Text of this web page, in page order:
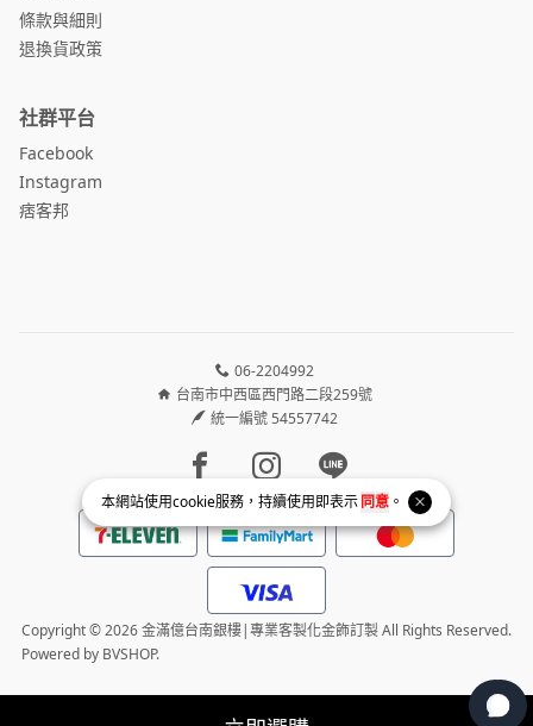
本網站使用cookie服務，持續使用即表示同意 。
條款與細則
退換貨政策
社群平台
Facebook
Instagram
痞客邦
06-2204992
台南市中西區西門路二段259號
統一編號 54557742
Facebook page
Instagram page
Line page
Copyright © 2026 金滿億台南銀樓|專業客製化金飾訂製 All Rights Reserved.
Powered by BVSHOP.